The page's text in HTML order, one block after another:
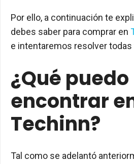
Por ello, a continuación te
debes saber para comprar en
e intentaremos resolver todas
¿Qué puedo
encontrar
Techinn?
Tal como se adelantó